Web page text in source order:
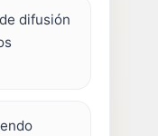
difusión